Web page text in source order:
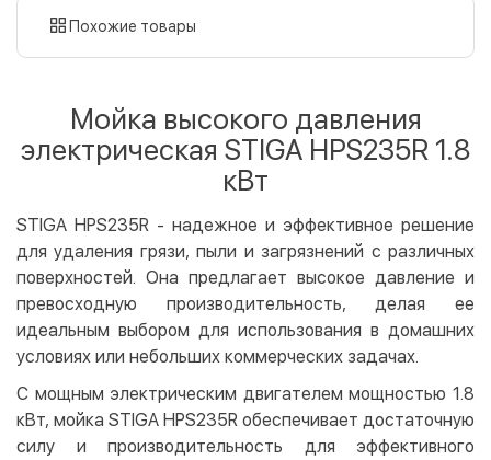
картой
LiqPay
Apple Pay
Безналичный расчет
Оплата на карту юр.лица
Бесплатно
Кредит
Оплата частями (Приватбанк)
Покупка частями (Монобанк)
Похожие товары
Мойка высокого давления
электрическая STIGA HPS235R 1.8
кВт
STIGA HPS235R - надежное и эффективное решение
для удаления грязи, пыли и загрязнений с различных
поверхностей. Она предлагает высокое давление и
превосходную производительность, делая ее
идеальным выбором для использования в домашних
условиях или небольших коммерческих задачах.
С мощным электрическим двигателем мощностью 1.8
кВт, мойка STIGA HPS235R обеспечивает достаточную
силу и производительность для эффективного